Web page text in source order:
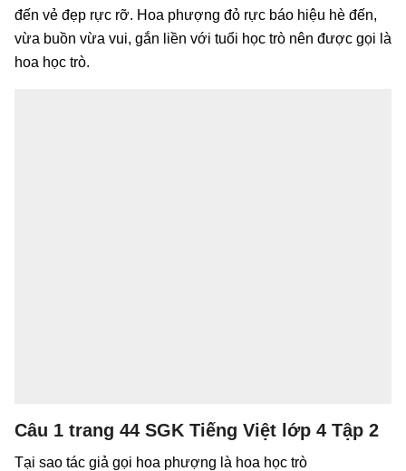
đến vẻ đẹp rực rỡ. Hoa phượng đỏ rực báo hiệu hè đến,
vừa buồn vừa vui, gắn liền với tuổi học trò nên được gọi là
hoa học trò.
Câu 1 trang 44 SGK Tiếng Việt lớp 4 Tập 2
Tại sao tác giả gọi hoa phượng là hoa học trò